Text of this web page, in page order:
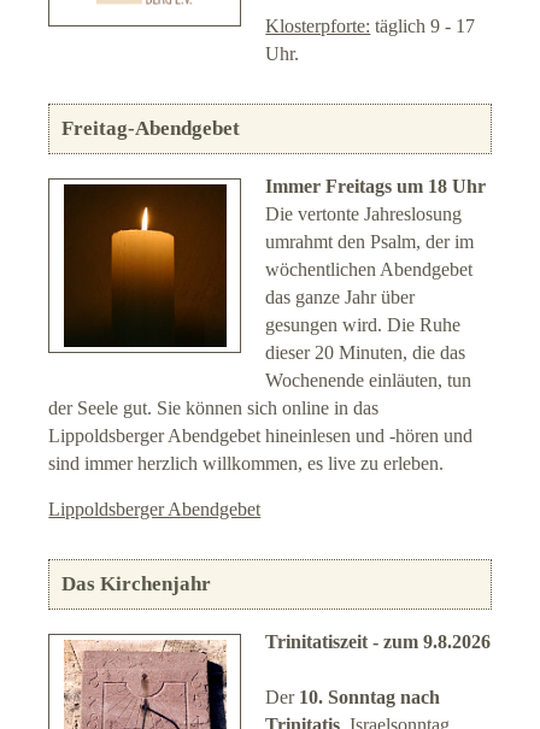
Klosterpforte: täglich 9 - 17
Uhr.
Freitag-Abendgebet
Immer Freitags um 18 Uhr
Die vertonte Jahreslosung
umrahmt den Psalm, der im
wöchentlichen Abendgebet
das ganze Jahr über
gesungen wird. Die Ruhe
dieser 20 Minuten, die das
Wochenende einläuten, tun
der Seele gut. Sie können sich online in das
Lippoldsberger Abendgebet hineinlesen und -hören und
sind immer herzlich willkommen, es live zu erleben.
Lippoldsberger Abendgebet
Das Kirchenjahr
Trinitatiszeit - zum 9.8.2026
Der 10. Sonntag nach
Trinitatis , Israelsonntag